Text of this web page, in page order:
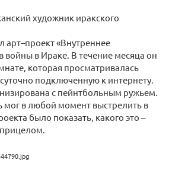
художник иракского
арт–проект «Внутреннее
войны в Ираке. В течение месяца он
которая просматривалась
подключенную к интернету.
с пейнтбольным ружьем.
мог в любой момент выстрелить в
было показать, какого это –